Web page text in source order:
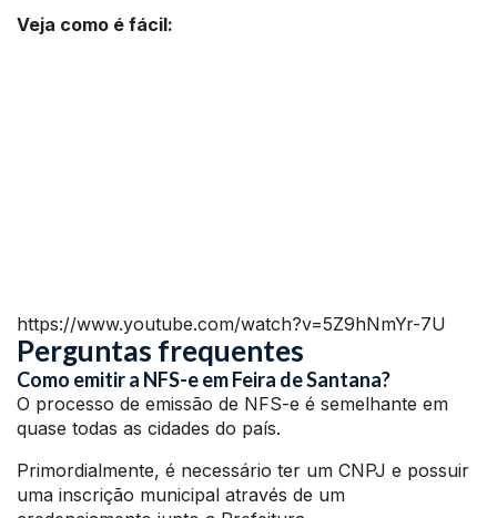
Veja como é fácil:
https://www.youtube.com/watch?v=5Z9hNmYr-7U
Perguntas frequentes
Como emitir a NFS-e em Feira de Santana?
O processo de emissão de NFS-e é semelhante em
quase todas as cidades do país.
Primordialmente, é necessário ter um CNPJ e possuir
uma inscrição municipal através de um